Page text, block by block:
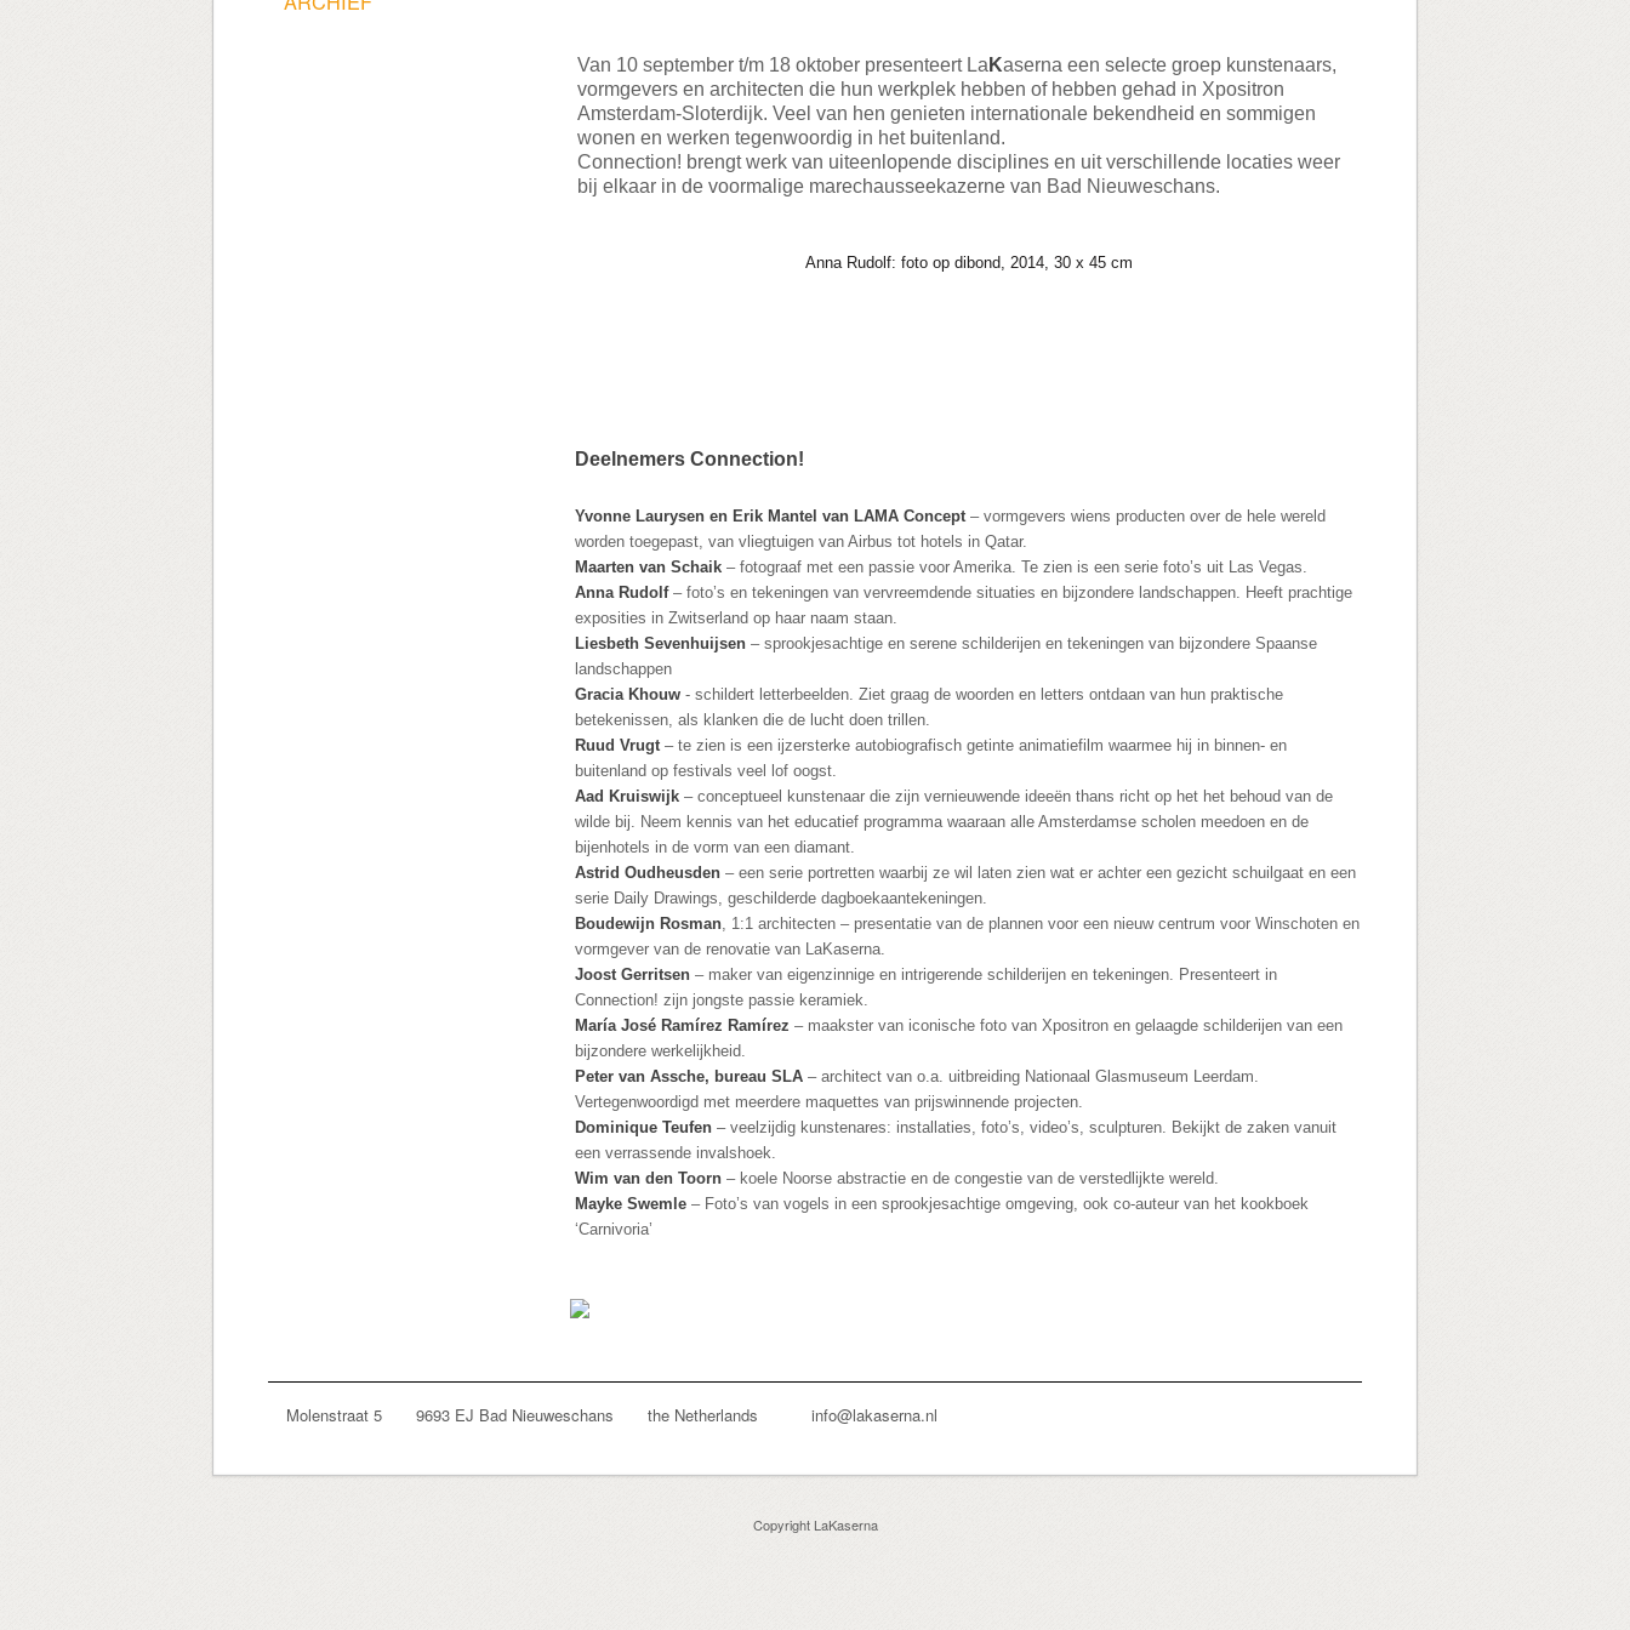
Van 10 september t/m 18 oktober presenteert La Kaserna een selecte groep kunstenaars,
vormgevers en architecten die hun werkplek hebben of hebben gehad in Xpositron
Amsterdam-Sloterdijk. Veel van hen genieten internationale bekendheid en sommigen
wonen en werken tegenwoordig in het buitenland.
Connection! brengt werk van uiteenlopende disciplines en uit verschillende locaties weer
bij elkaar in de voormalige marechausseekazerne van Bad Nieuweschans.
Anna Rudolf: foto op dibond, 2014, 30 x 45 cm
Deelnemers Connection!
Yvonne Laurysen en Erik Mantel van LAMA Concept– vormgevers wiens producten over de hele wereld
worden toegepast, van vliegtuigen van Airbus tot hotels in Qatar.
Maarten van Schaik – fotograaf met een passie voor Amerika. Te zien is een serie foto’s uit Las Vegas.
Anna Rudolf– foto’s en tekeningen van vervreemdende situaties en bijzondere landschappen. Heeft prachtige
exposities in Zwitserland op haar naam staan.
Liesbeth Sevenhuijsen – sprookjesachtige en serene schilderijen en tekeningen van bijzondere Spaanse
landschappen
Gracia Khouw - schildert letterbeelden. Ziet graag de woorden en letters ontdaan van hun praktische
betekenissen, als klanken die de lucht doen trillen.
Ruud Vrugt– te zien is een ijzersterke autobiografisch getinte animatiefilm waarmee hij in binnen- en
buitenland op festivals veel lof oogst.
Aad Kruiswijk – conceptueel kunstenaar die zijn vernieuwende ideeën thans richt op het het behoud van de
wilde bij. Neem kennis van het educatief programma waaraan alle Amsterdamse scholen meedoen en de
bijenhotels in de vorm van een diamant.
Astrid Oudheusden – een serie portretten waarbij ze wil laten zien wat er achter een gezicht schuilgaat en een
serie Daily Drawings, geschilderde dagboekaantekeningen.
Boudewijn Rosman, 1:1 architecten – presentatie van de plannen voor een nieuw centrum voor Winschoten en
vormgever van de renovatie van LaKaserna.
Joost Gerritsen – maker van eigenzinnige en intrigerende schilderijen en tekeningen. Presenteert in
Connection! zijn jongste passie keramiek.
María José Ramírez Ramírez – maakster van iconische foto van Xpositron en gelaagde schilderijen van een
bijzondere werkelijkheid.
Peter van Assche, bureau SLA – architect van o.a. uitbreiding Nationaal Glasmuseum Leerdam.
Vertegenwoordigd met meerdere maquettes van prijswinnende projecten.
Dominique Teufen – veelzijdig kunstenares: installaties, foto’s, video’s, sculpturen. Bekijkt de zaken vanuit
een verrassende invalshoek.
Wim van den Toorn – koele Noorse abstractie en de congestie van de verstedlijkte wereld.
Mayke Swemle – Foto’s van vogels in een sprookjesachtige omgeving, ook co-auteur van het kookboek
‘Carnivoria’
Molenstraat 5 9693 EJ Bad Nieuweschans the Netherlands info@lakaserna.nl
Copyright LaKaserna